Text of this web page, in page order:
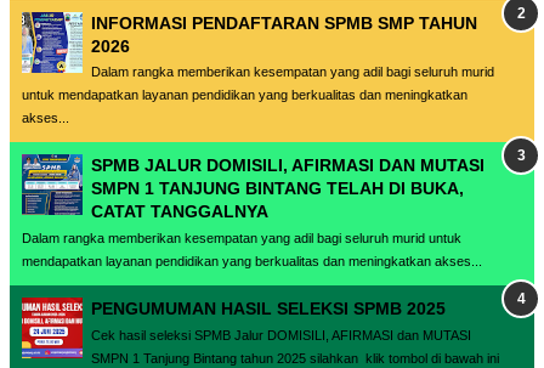
INFORMASI PENDAFTARAN SPMB SMP TAHUN
2026
Dalam rangka memberikan kesempatan yang adil bagi seluruh murid
untuk mendapatkan layanan pendidikan yang berkualitas dan meningkatkan
akses...
SPMB JALUR DOMISILI, AFIRMASI DAN MUTASI
SMPN 1 TANJUNG BINTANG TELAH DI BUKA,
CATAT TANGGALNYA
Dalam rangka memberikan kesempatan yang adil bagi seluruh murid untuk
mendapatkan layanan pendidikan yang berkualitas dan meningkatkan akses...
PENGUMUMAN HASIL SELEKSI SPMB 2025
Cek hasil seleksi SPMB Jalur DOMISILI, AFIRMASI dan MUTASI
SMPN 1 Tanjung Bintang tahun 2025 silahkan klik tombol di bawah ini